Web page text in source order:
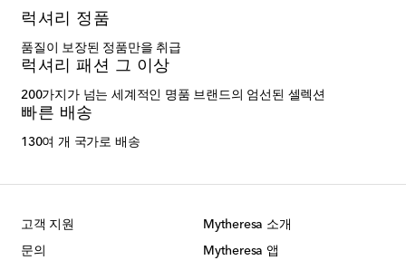
럭셔리 정품
품질이 보장된 정품만을 취급
럭셔리 패션 그 이상
200가지가 넘는 세계적인 명품 브랜드의 엄선된 셀렉션
빠른 배송
130여 개 국가로 배송
고객 지원
문의
Mytheresa 소개
Mytheresa 앱